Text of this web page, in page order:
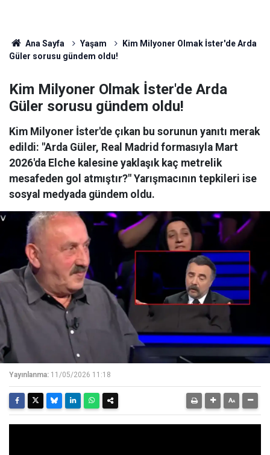
Ana Sayfa Yaşam
Kim Milyoner Olmak İster'de Arda
Güler sorusu gündem oldu!
Kim Milyoner Olmak İster'de Arda
Güler sorusu gündem oldu!
Kim Milyoner İster'de çıkan bu sorunun yanıtı merak
edildi: "Arda Güler, Real Madrid formasıyla Mart
2026'da Elche kalesine yaklaşık kaç metrelik
mesafeden gol atmıştır?" Yarışmacının tepkileri ise
sosyal medyada gündem oldu.
Yayınlanma: 11/05/2026 11:18